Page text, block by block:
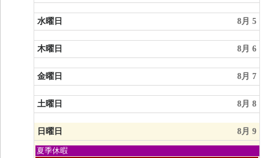
2026
水曜日 8月 5
木曜日 8月 6
金曜日 8月 7
土曜日 8月 8
日曜日 8月 9
日
夏季休暇